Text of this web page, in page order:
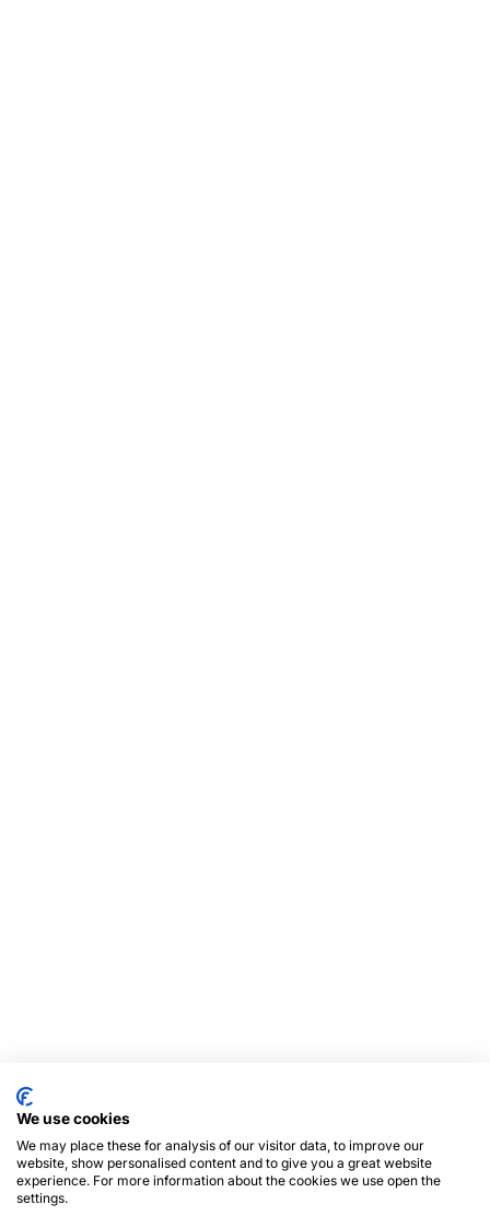
We use cookies
We may place these for analysis of our visitor data, to improve our
website, show personalised content and to give you a great website
experience. For more information about the cookies we use open the
settings.